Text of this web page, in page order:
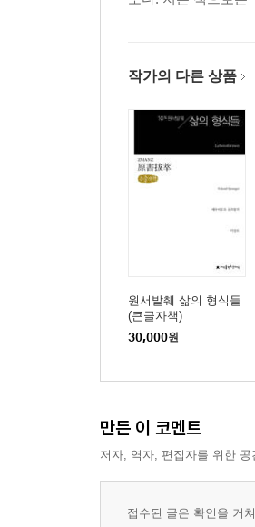
작가의 다른 상품
원서발췌 삶의 형식들
(큰글자책)
30,000원
만든 이 코멘트
저자, 역자, 편집자를 위한
접수된 글은 확인을 거